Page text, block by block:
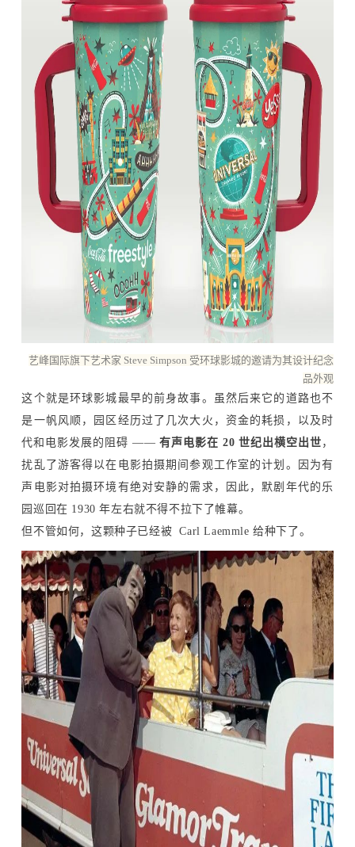
艺峰国际旗下艺术家 Steve Simpson 受环球影城的邀请为其设计纪念
品外观
这个就是环球影城最早的前身故事。虽然后来它的道路也不
是一帆风顺，园区经历过了几次大火，资金的耗损，以及时
代和电影发展的阻碍 ——有声电影在 20 世纪出横空出世 ，
扰乱了游客得以在电影拍摄期间参观工作室的计划。因为有
声电影对拍摄环境有绝对安静的需求，因此，默剧年代的乐
园巡回在 1930 年左右就不得不拉下了帷幕。
但不管如何，这颗种子已经被 Carl Laemmle 给种下了。